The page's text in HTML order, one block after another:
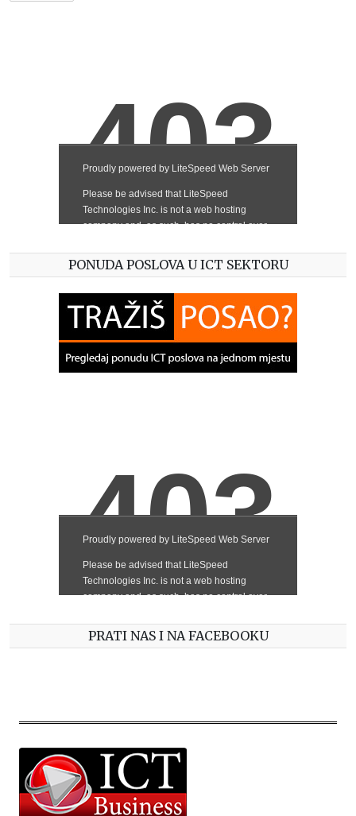
PONUDA POSLOVA U ICT SEKTORU
PRATI NAS I NA FACEBOOKU